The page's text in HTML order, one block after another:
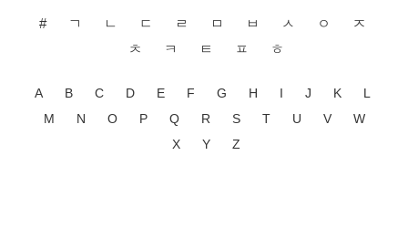
# ㄱ ㄴ ㄷ ㄹ ㅁ ㅂ ㅅ ㅇ
ㅈ
ㅊ
ㅋ ㅌ ㅍ ㅎ
A B C D E F G H I J K
L
M
N O P Q R S T U V
W
X
Y Z